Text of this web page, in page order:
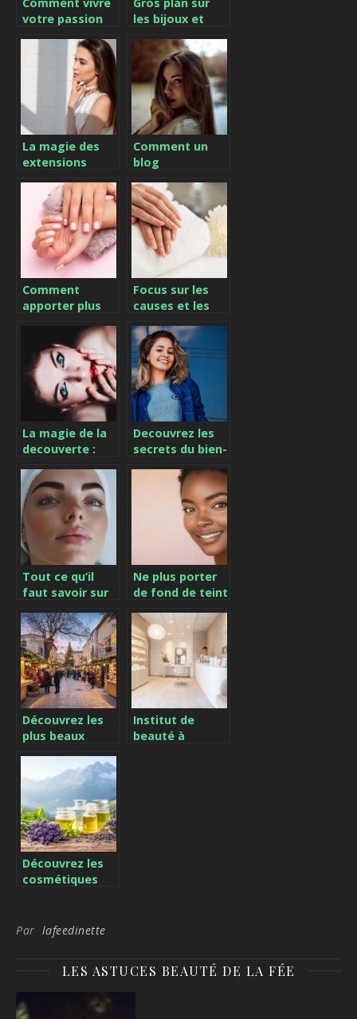
votre passion
au quotidien ?
les bijoux et
dans la mode
féminine
La magie des
extensions
revolution pour
votre coiffure
Comment un
blog
ameliore votre
confiance et
votre bien-etre
Comment
apporter plus
ses ongles ?
Focus sur les
causes et les
sèches et
abîmées
La magie de la
decouverte :
beaute et bien-
etre pour
ameliorer sa vie
Decouvrez les
secrets du bien-
blogs : Une
aventure unique
Tout ce qu’il
faut savoir sur
technique pour
des sourcils
parfaits
Ne plus porter
de fond de teint
bio pour
sublimer votre
peau au naturel
Découvrez les
plus beaux
Noël du Var et
leurs festivités
magiques
Institut de
beauté à
Découvrez les
cosmétiques
fabriqués en
Savoie
Par lafeedinette
LES ASTUCES BEAUTÉ DE LA FÉE